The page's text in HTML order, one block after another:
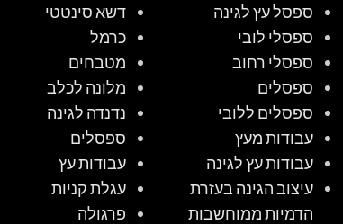
ספסל עץ לגינה
ספסלי לובי
ספסלי רחוב
ספסלים
ספסלים ללובי
עבודות מעץ
עבודות עץ לגינה
עיצוב הגינה בעזרת
הדמיות ממוחשבות
דשא סינטטי
כרמל
מטבחים
מלונה לכלב
נדנדה לגינה
ספסלים
עבודות עץ
עגלת קניות
פרגולה